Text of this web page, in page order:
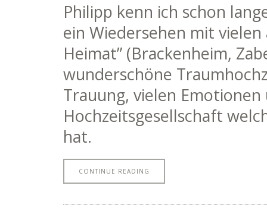
Philipp kenn ich schon
ein Wiedersehen mit
Heimat” (Brackenheim,
wunderschöne
Trauung, vielen
Hochzeitsgesellschaft
hat.
CONTINUE READING